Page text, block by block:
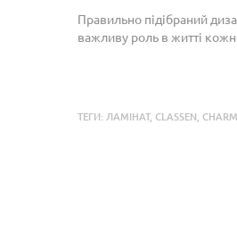
Правильно підібраний
важливу роль в житті
ТЕГИ: ЛАМІНАТ, CLASSEN